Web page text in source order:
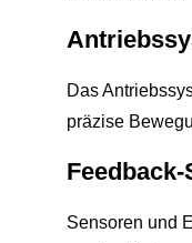
Das
präzise
Sensoren und